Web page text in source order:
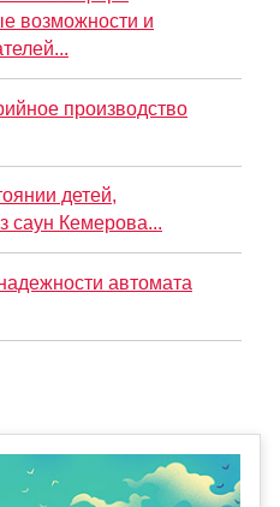
возможности и
производство
детей,
саун Кемерова...
автомата